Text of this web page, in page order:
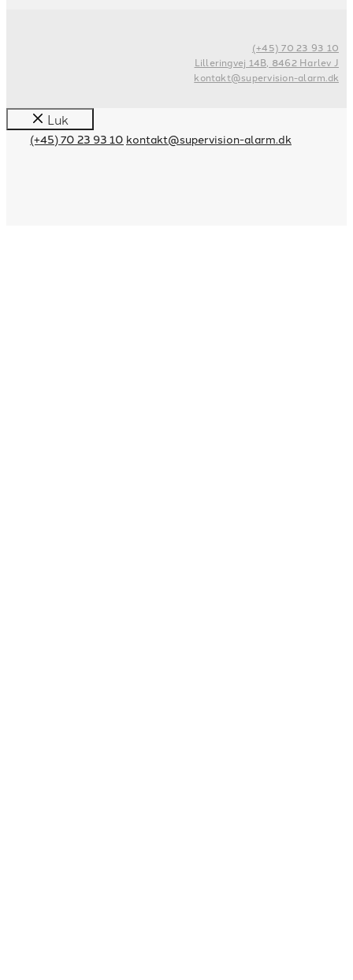
(+45) 70 23 93 10
Lilleringvej 14B, 8462 Harlev J
kontakt@supervision-alarm.dk
Luk
(+45) 70 23 93 10 kontakt@supervision-alarm.dk